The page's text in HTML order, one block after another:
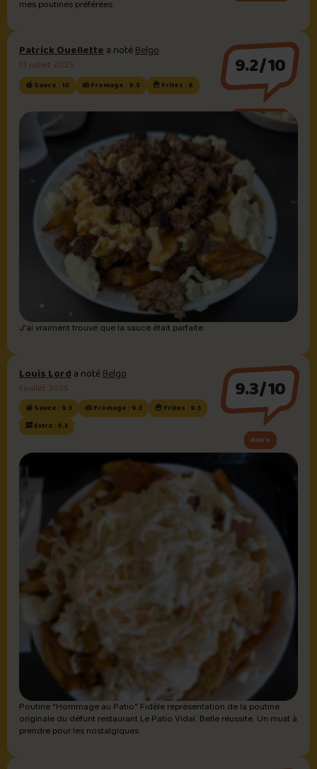
mes poutines préférées
Patrick Ouellettea notéBelgo
13 juillet 2025
🍯 Sauce : 10 🧀 Fromage : 9.5 🍟 Frites : 8
9.2/10
Sauce brune
J'ai vraiment trouvé que la sauce était parfaite.
Louis Lorda notéBelgo
1 juillet 2025
🍯 Sauce : 9.3 🧀 Fromage : 9.3
🍟 Frites : 9.3
🥓 Extra : 9.3
9.3/10
Autre
Poutine "Hommage au Patio" Fidèle représentation de la poutine
originale du défunt restaurant Le Patio Vidal. Belle réussite. Un must à
prendre pour les nostalgiques.